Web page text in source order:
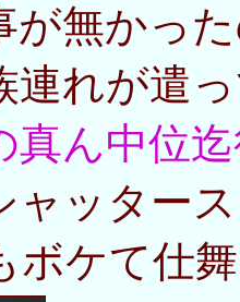
が無かっ
連れが遣
真ん中位
ッター
ボケて仕